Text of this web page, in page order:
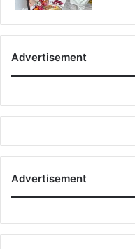
Advertisement
Advertisement